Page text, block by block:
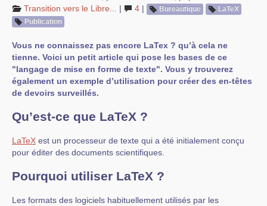
Transition vers le Libre...
| 4 | Bureautique
LaTeX
Publication
Vous ne connaissez pas encore LaTex ? qu’à cela ne
tienne. Voici un petit article qui pose les bases de ce
"langage de mise en forme de texte". Vous y trouverez
également un exemple d’utilisation pour créer des en-têtes
de devoirs surveillés.
Qu’est-ce que LaTeX ?
LaTeX est un processeur de texte qui a été initialement conçu
pour éditer des documents scientifiques.
Pourquoi utiliser LaTeX ?
Les formats des logiciels habituellement utilisés par les